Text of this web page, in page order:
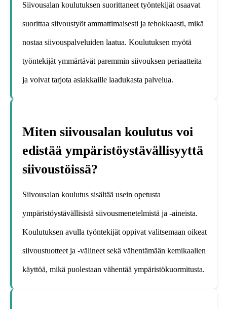
Siivousalan koulutuksen suorittaneet työntekijät osaavat
suorittaa siivoustyöt ammattimaisesti ja tehokkaasti, mikä
nostaa siivouspalveluiden laatua. Koulutuksen myötä
työntekijät ymmärtävät paremmin siivouksen periaatteita
ja voivat tarjota asiakkaille laadukasta palvelua.
Miten siivousalan koulutus voi
edistää ympäristöystävällisyyttä
siivoustöissä?
Siivousalan koulutus sisältää usein opetusta
ympäristöystävällisistä siivousmenetelmistä ja -aineista.
Koulutuksen avulla työntekijät oppivat valitsemaan oikeat
siivoustuotteet ja -välineet sekä vähentämään kemikaalien
käyttöä, mikä puolestaan vähentää ympäristökuormitusta.